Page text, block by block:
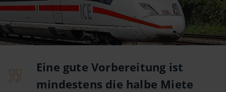
Eine gute Vorbereitung ist
mindestens die halbe Miete